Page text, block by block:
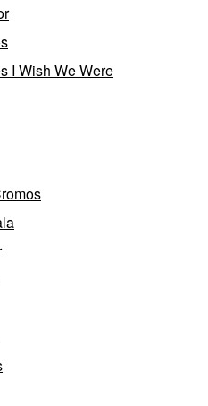
I Wish We Were